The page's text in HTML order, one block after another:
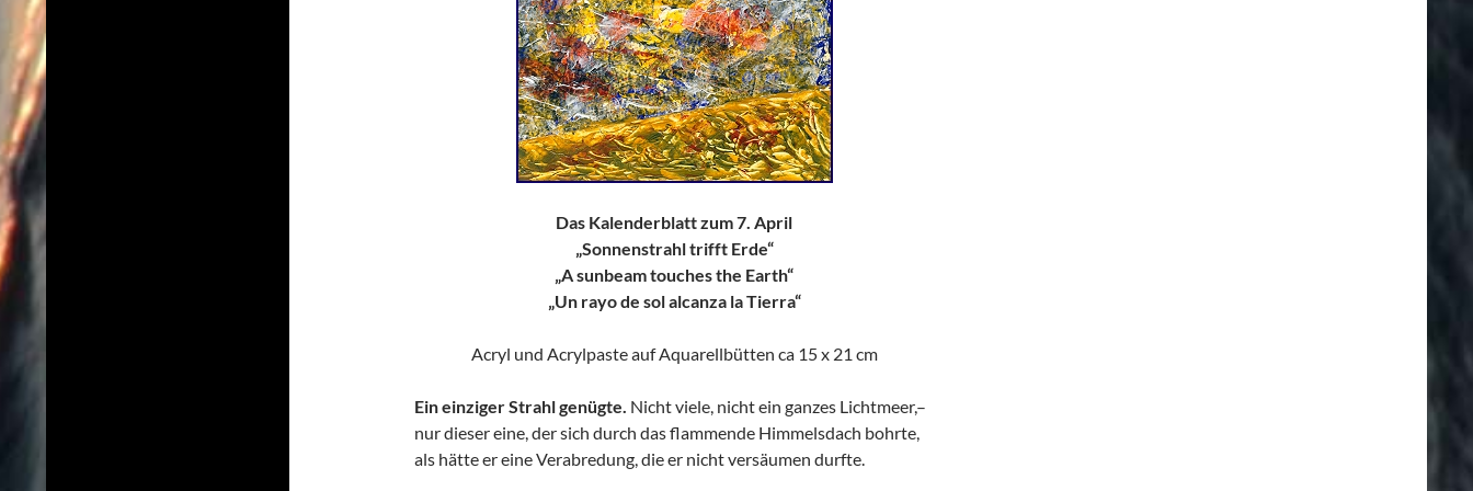
Das Kalenderblatt zum 7. April
„Sonnenstrahl trifft Erde“
„A sunbeam touches the Earth“
„Un rayo de sol alcanza la Tierra“
Acryl und Acrylpaste auf Aquarellbütten ca 15 x 21 cm
Ein einziger Strahl genügte. Nicht viele, nicht ein ganzes Lichtmeer,–
nur dieser eine, der sich durch das flammende Himmelsdach bohrte,
als hätte er eine Verabredung, die er nicht versäumen durfte.